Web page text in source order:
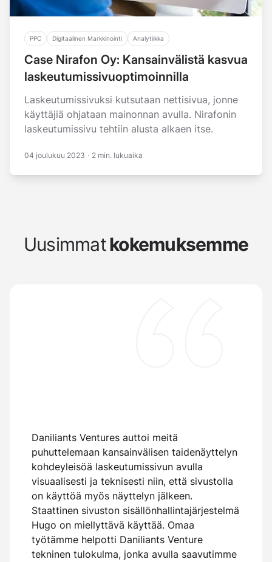
PPC Digitaalinen Markkinointi Analytiikka
Case Nirafon Oy: Kansainvälistä kasvua
laskeutumissivuoptimoinnilla
Laskeutumissivuksi kutsutaan nettisivua, jonne
käyttäjiä ohjataan mainonnan avulla. Nirafonin
laskeutumissivu tehtiin alusta alkaen itse.
04 joulukuu 2023 · 2 min. lukuaika
Uusimmatkokemuksemme
Daniliants Ventures auttoi meitä
puhuttelemaan kansainvälisen taidenäyttelyn
kohdeyleisöä laskeutumissivun avulla
visuaalisesti ja teknisesti niin, että sivustolla
on käyttöä myös näyttelyn jälkeen.
Staattinen sivuston sisällönhallintajärjestelmä
Hugo on miellyttävä käyttää. Omaa
työtämme helpotti Daniliants Venture
tekninen tulokulma, jonka avulla saavutimme